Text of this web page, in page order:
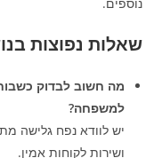
שאלות נפוצות
מה חשוב לבדוק
למשפחה?
יש לוודא נפח גלישה
ושירות לקוחות אמין.